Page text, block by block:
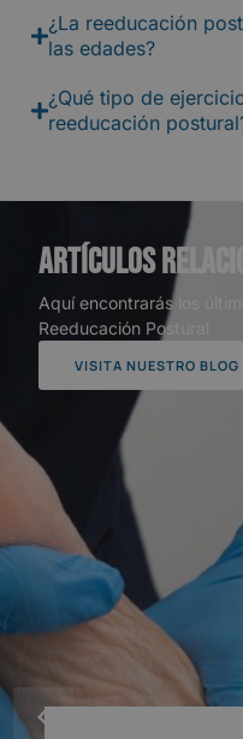
¿La reeducación
las edades?
¿Qué tipo de
reeducación
Artículos
Aquí encontrarás los
Reeducación Postural
VISITA NUESTRO BLOG